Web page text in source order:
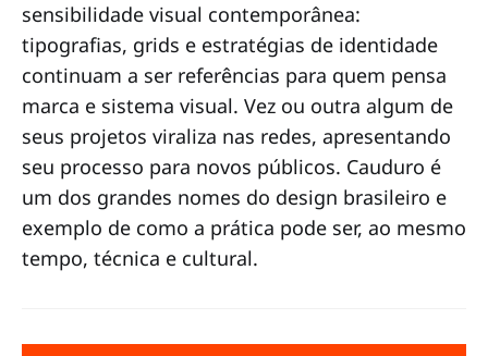
sensibilidade visual contemporânea:
tipografias, grids e estratégias de identidade
continuam a ser referências para quem pensa
marca e sistema visual. Vez ou outra algum de
seus projetos viraliza nas redes, apresentando
seu processo para novos públicos. Cauduro é
um dos grandes nomes do design brasileiro e
exemplo de como a prática pode ser, ao mesmo
tempo, técnica e cultural.